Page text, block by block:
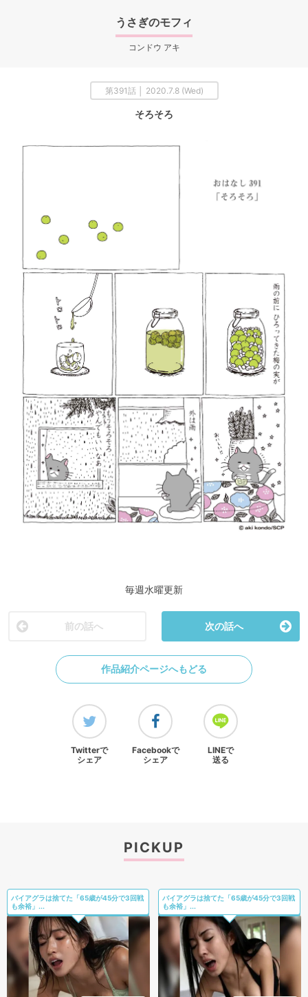
うさぎのモフィ
コンドウ アキ
第391話 │ 2020.7.8 (Wed)
そろそろ
毎週水曜更新
前の話へ 次の話へ
作品紹介ページへもどる
Twitterで
シェア
Facebookで
シェア
LINEで
送る
PICKUP
バイアグラは捨てた「65歳が45分で3回戦
も余裕」...
バイアグラは捨てた「65歳が45分で3回戦
も余裕」...